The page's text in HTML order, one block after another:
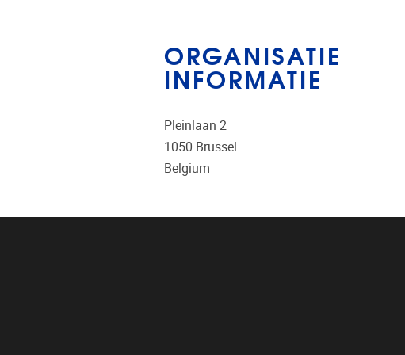
ORGANISATIE
INFORMATIE
Pleinlaan 2
1050 Brussel
Belgium